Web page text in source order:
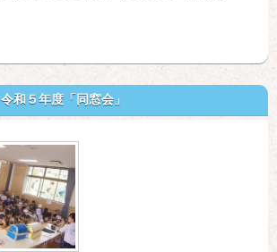
令和５年度「同窓会」